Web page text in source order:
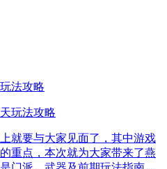
法攻略
就要与大家见面了，其中游戏
重点，本次就为大家带来了燕